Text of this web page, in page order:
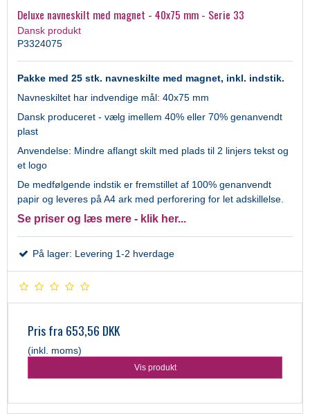
Deluxe navneskilt med magnet - 40x75 mm - Serie 33
Dansk produkt
P3324075
Pakke med 25 stk. navneskilte med magnet, inkl. indstik.
Navneskiltet har indvendige mål: 40x75 mm
Dansk produceret - vælg imellem 40% eller 70% genanvendt
plast
Anvendelse: Mindre aflangt skilt med plads til 2 linjers tekst og
et logo
De medfølgende indstik er fremstillet af 100% genanvendt
papir og leveres på A4 ark med perforering for let adskillelse.
Se priser og læs mere - klik her...
På lager: Levering 1-2 hverdage
Pris fra 653,56 DKK
(inkl. moms)
Vis produkt